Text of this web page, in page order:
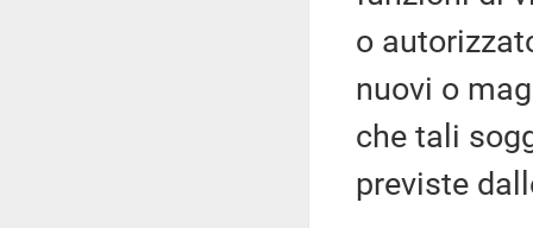
o
nuovi o
che tali
previste